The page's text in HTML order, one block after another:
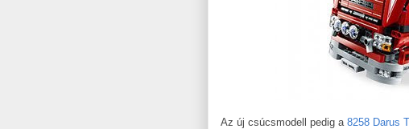
Az új csúcsmodell pedig a 8258 Darus